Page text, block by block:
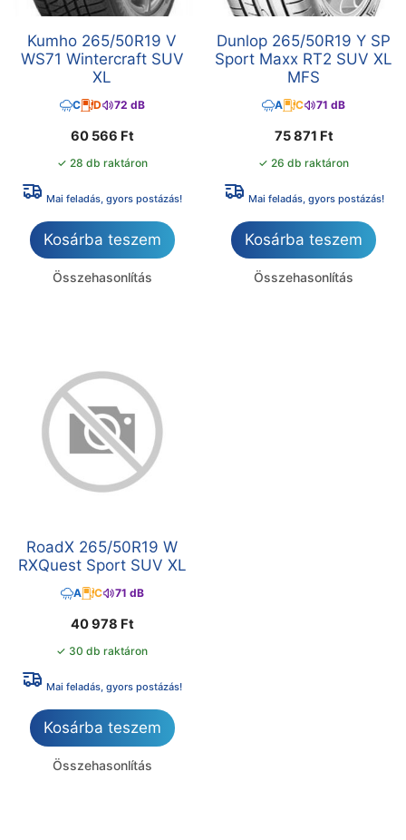
Kumho 265/50R19 V
WS71 Wintercraft SUV
XL
C D 72 dB
60 566 Ft
✓ 28 db raktáron
Mai feladás, gyors postázás!
Kosárba teszem
Összehasonlítás
Dunlop 265/50R19 Y SP
Sport Maxx RT2 SUV XL
MFS
A C 71 dB
75 871 Ft
✓ 26 db raktáron
Mai feladás, gyors postázás!
Kosárba teszem
Összehasonlítás
RoadX 265/50R19 W
RXQuest Sport SUV XL
A C 71 dB
40 978 Ft
✓ 30 db raktáron
Mai feladás, gyors postázás!
Kosárba teszem
Összehasonlítás